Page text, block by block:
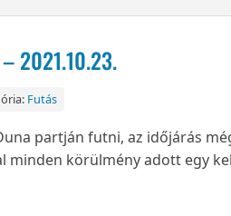
2021.10.23.
Futás
partján futni, az időjárás
minden körülmény adott egy